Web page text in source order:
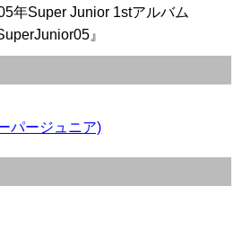
年Super Junior 1stアルバム
』
パージュニア)